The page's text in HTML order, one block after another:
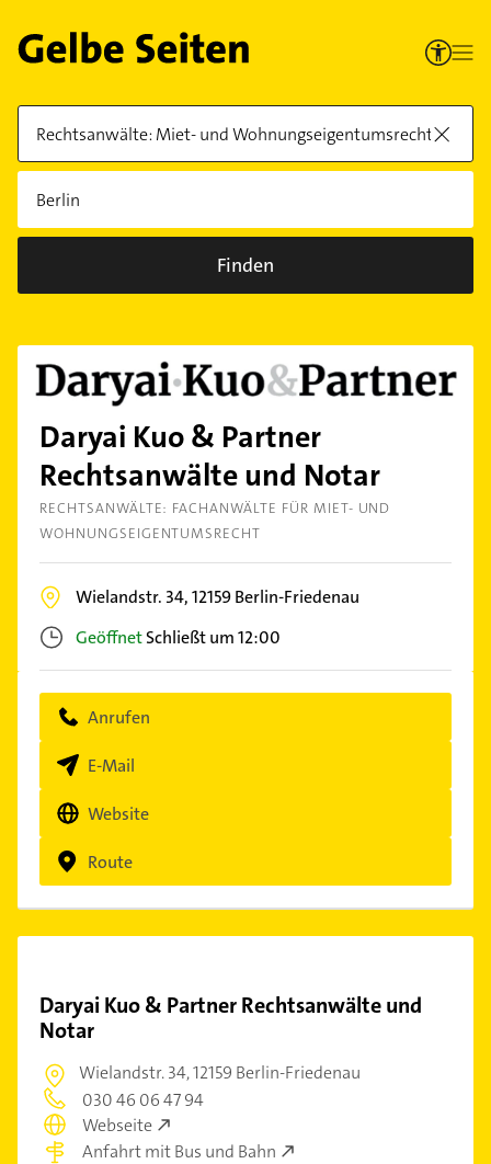
Finden
Daryai Kuo & Partner
Rechtsanwälte und Notar
RECHTSANWÄLTE: FACHANWÄLTE FÜR MIET- UND
WOHNUNGSEIGENTUMSRECHT
Wielandstr. 34,12159Berlin-Friedenau
GeöffnetSchließt um 12:00
Anrufen
E-Mail
Website
Route
Daryai Kuo & Partner Rechtsanwälte und
Notar
Wielandstr. 34,12159 Berlin-Friedenau
030 46 06 47 94
Webseite
Anfahrt mit Bus und Bahn